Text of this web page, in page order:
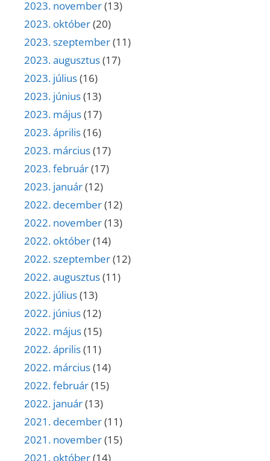
2023. november(13)
2023. október(20)
2023. szeptember(11)
2023. augusztus(17)
2023. július(16)
2023. június(13)
2023. május(17)
2023. április(16)
2023. március(17)
2023. február(17)
2023. január(12)
2022. december(12)
2022. november(13)
2022. október(14)
2022. szeptember(12)
2022. augusztus(11)
2022. július(13)
2022. június(12)
2022. május(15)
2022. április(11)
2022. március(14)
2022. február(15)
2022. január(13)
2021. december(11)
2021. november(15)
2021. október(14)